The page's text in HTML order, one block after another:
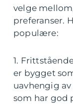
velge
preferanser.
populære:
1.
er bygget
uavhengig
som har god